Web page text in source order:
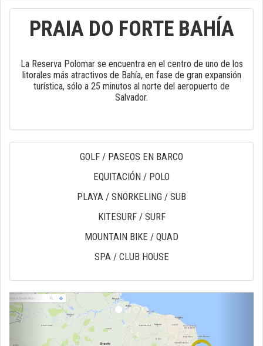
PRAIA DO FORTE BAHÍA
La Reserva Polomar se encuentra en el centro de uno de los
litorales más atractivos de Bahía, en fase de gran expansión
turística, sólo a 25 minutos al norte del aeropuerto de
Salvador.
GOLF / PASEOS EN BARCO
EQUITACIÓN / POLO
PLAYA / SNORKELING / SUB
KITESURF / SURF
MOUNTAIN BIKE / QUAD
SPA / CLUB HOUSE
anterior